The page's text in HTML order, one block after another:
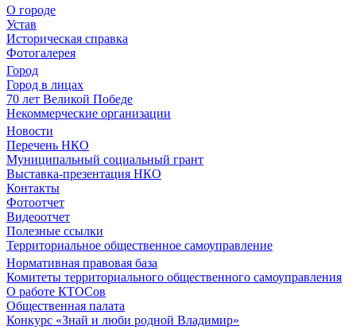
О городе
Устав
Историческая справка
Фотогалерея
Город
Город в лицах
70 лет Великой Победе
Некоммерческие организации
Новости
Перечень НКО
Муниципальный социальный грант
Выставка-презентация НКО
Контакты
Фотоотчет
Видеоотчет
Полезные ссылки
Территориальное общественное самоуправление
Нормативная правовая база
Комитеты территориального общественного самоуправления
О работе КТОСов
Общественная палата
Конкурс «Знай и люби родной Владимир»